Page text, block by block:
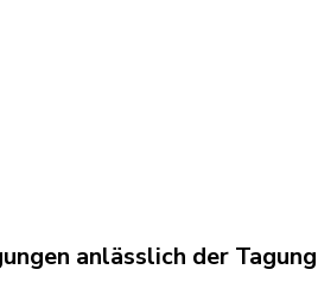
anlässlich der